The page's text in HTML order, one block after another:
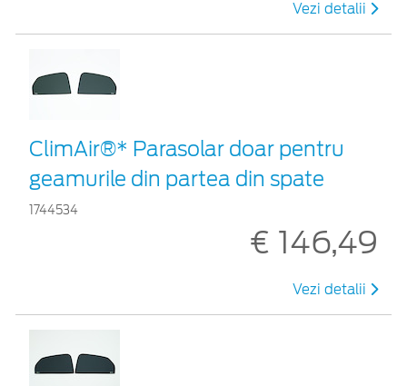
Vezi detalii
ClimAir®* Parasolar doar pentru
geamurile din partea din spate
1744534
€ 146,49
Vezi detalii